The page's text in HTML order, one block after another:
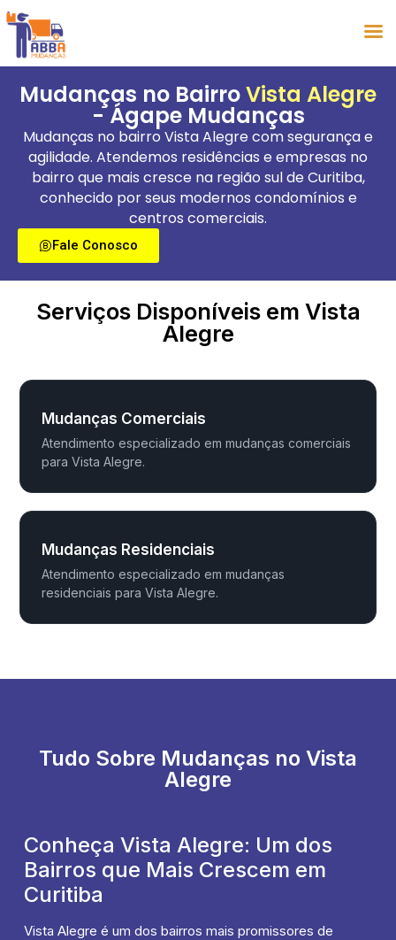
Mudanças no BairroVista Alegre
- Ágape Mudanças
Mudanças no bairro Vista Alegre com segurança e
agilidade. Atendemos residências e empresas no
bairro que mais cresce na região sul de Curitiba,
conhecido por seus modernos condomínios e
centros comerciais.
Fale Conosco
Serviços Disponíveis em Vista
Alegre
Mudanças Comerciais
Atendimento especializado em mudanças comerciais
para Vista Alegre.
Mudanças Residenciais
Atendimento especializado em mudanças
residenciais para Vista Alegre.
Tudo Sobre Mudanças no Vista
Alegre
Conheça Vista Alegre: Um dos
Bairros que Mais Crescem em
Curitiba
Vista Alegre é um dos bairros mais promissores de